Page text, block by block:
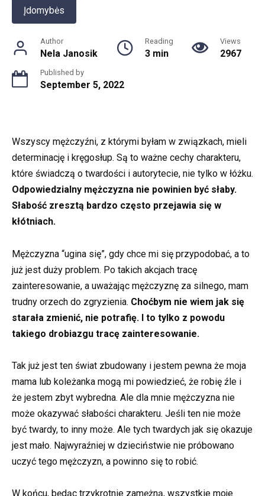
Įdomybės
Author
Nela Janosik
Reading
3 min
Views
2967
Published by
September 5, 2022
Wszyscy mężczyźni, z którymi byłam w związkach, mieli
determinację i kręgosłup. Są to ważne cechy charakteru,
które świadczą o twardości i autorytecie, nie tylko w łóżku.
Odpowiedzialny mężczyzna nie powinien być słaby.
Słabość zresztą bardzo często przejawia się w
kłótniach.
Mężczyzna “ugina się”, gdy chce mi się przypodobać, a to
już jest duży problem. Po takich akcjach tracę
zainteresowanie, a uważając mężczyznę za silnego, mam
trudny orzech do zgryzienia. Choćbym nie wiem jak się
starała zmienić, nie potrafię. I to tylko z powodu
takiego drobiazgu tracę zainteresowanie.
Tak już jest ten świat zbudowany i jestem pewna że moja
mama lub koleżanka mogą mi powiedzieć, że robię źle i
że jestem zbyt wybredna. Ale dla mnie mężczyzna nie
może okazywać słabości charakteru. Jeśli ten nie może
być twardy, to inny może. Ale tych twardych jak się okazuje
jest mało. Najwyraźniej w dzieciństwie nie próbowano
uczyć tego mężczyzn, a powinno się to robić.
W końcu, będąc trzykrotnie zamężną, wszystkie moje